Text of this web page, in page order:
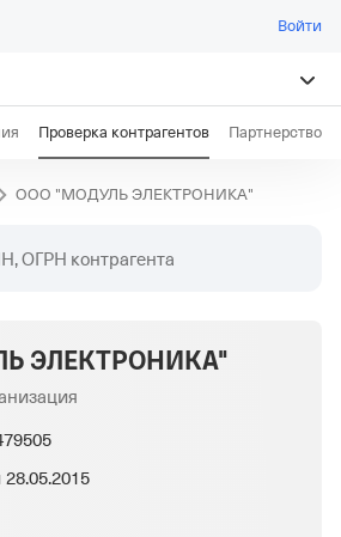
Войти
Проверка контрагентов Партнерство
ООО "МОДУЛЬ ЭЛЕКТРОНИКА"
ОГРН контрагента
ЭЛЕКТРОНИКА"
28.05.2015